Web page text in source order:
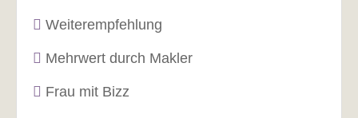
Weiterempfehlung
Mehrwert durch Makler
Frau mit Bizz